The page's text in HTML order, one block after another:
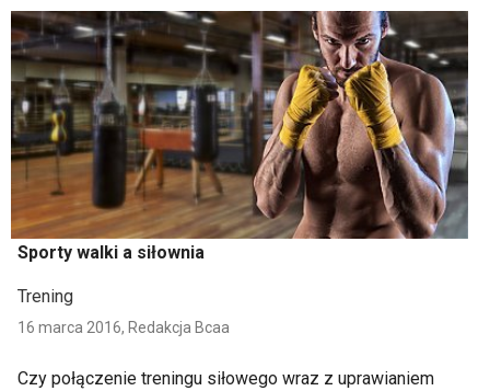
Sporty walki a siłownia
Trening
16 marca 2016, Redakcja Bcaa
Czy połączenie treningu siłowego wraz z uprawianiem